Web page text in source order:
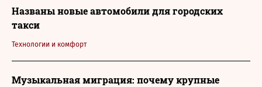
Технологии и комфорт
Названы новые автомобили для городских
такси
Музыкальная миграция: почему крупные